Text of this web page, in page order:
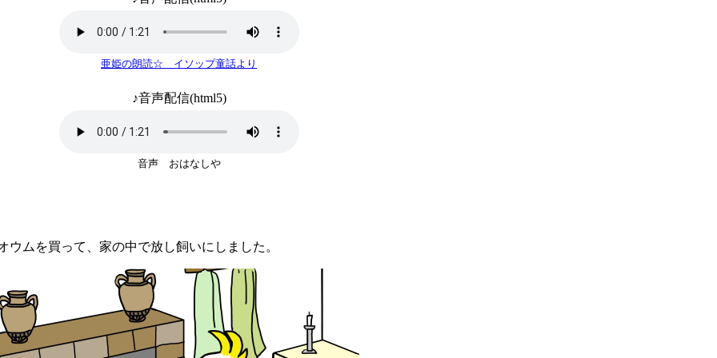
亜姫の朗読☆ イソップ童話より
♪音声配信(html5)
音声 おはなしや
ムを買って、家の中で放し飼いにしました。